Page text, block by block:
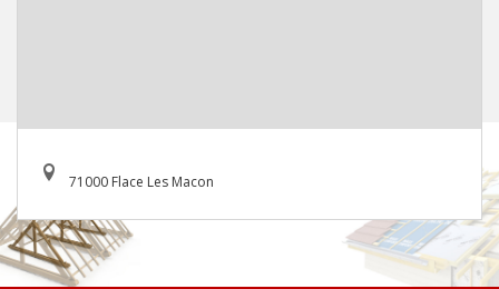
71000 Flace Les Macon